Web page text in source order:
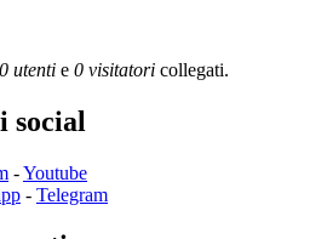
0 utenti e 0 visitatori collegati.
social
-Youtube
- Telegram